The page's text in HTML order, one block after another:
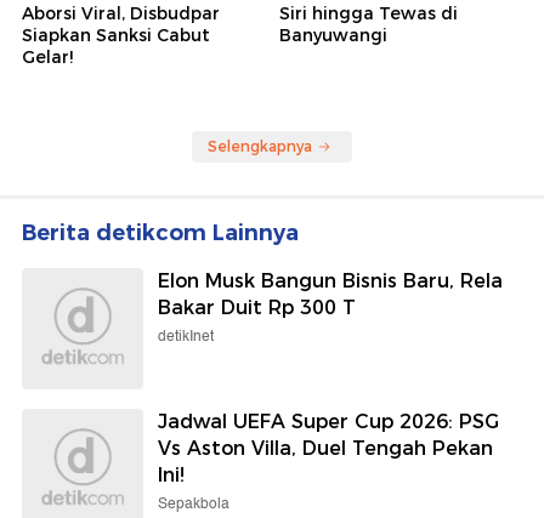
Aborsi Viral, Disbudpar
Siapkan Sanksi Cabut
Gelar!
Siri hingga Tewas di
Banyuwangi
Selengkapnya
Berita detikcom Lainnya
Elon Musk Bangun Bisnis Baru, Rela
Bakar Duit Rp 300 T
detikInet
Jadwal UEFA Super Cup 2026: PSG
Vs Aston Villa, Duel Tengah Pekan
Ini!
Sepakbola